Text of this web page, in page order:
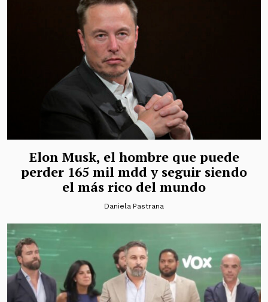
Elon Musk, el hombre que puede
perder 165 mil mdd y seguir siendo
el más rico del mundo
Daniela Pastrana